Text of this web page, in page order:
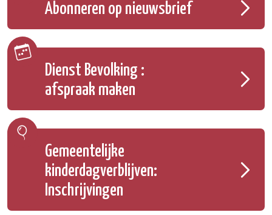
Abonneren op nieuwsbrief
Dienst Bevolking :
afspraak maken
Gemeentelijke
kinderdagverblijven:
Inschrijvingen